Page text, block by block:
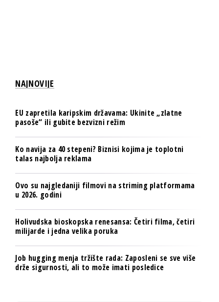
NAJNOVIJE
EU zapretila karipskim državama: Ukinite „zlatne
pasoše“ ili gubite bezvizni režim
Ko navija za 40 stepeni? Biznisi kojima je toplotni
talas najbolja reklama
Ovo su najgledaniji filmovi na striming platformama
u 2026. godini
Holivudska bioskopska renesansa: Četiri filma, četiri
milijarde i jedna velika poruka
Job hugging menja tržište rada: Zaposleni se sve više
drže sigurnosti, ali to može imati posledice